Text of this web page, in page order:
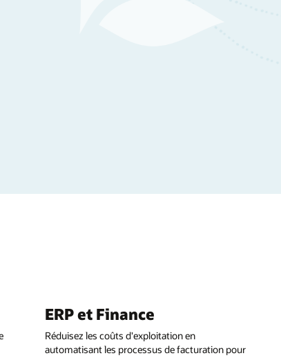
ERP et Finance
Réduisez les coûts d'exploitation en
automatisant les processus de facturation pour